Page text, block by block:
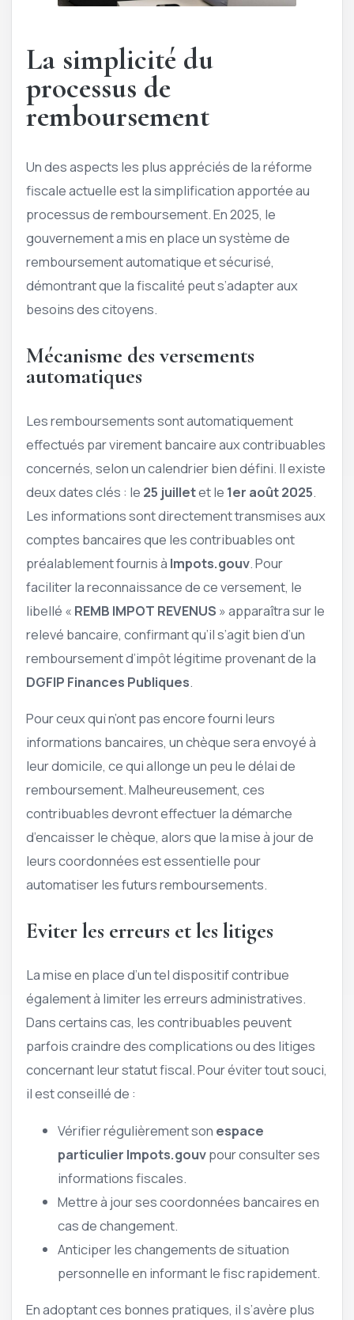
La simplicité du
processus de
remboursement
Un des aspects les plus appréciés de la réforme
fiscale actuelle est la simplification apportée au
processus de remboursement. En 2025, le
gouvernement a mis en place un système de
remboursement automatique et sécurisé,
démontrant que la fiscalité peut s’adapter aux
besoins des citoyens.
Mécanisme des versements
automatiques
Les remboursements sont automatiquement
effectués par virement bancaire aux contribuables
concernés, selon un calendrier bien défini. Il existe
deux dates clés : le 25 juilletet le 1er août 2025
Les informations sont directement transmises aux
comptes bancaires que les contribuables ont
préalablement fournis à Impots.gouv . Pour
faciliter la reconnaissance de ce versement, le
libellé « REMB IMPOT REVENUS » apparaîtra sur le
relevé bancaire, confirmant qu’il s’agit bien d’un
remboursement d’impôt légitime provenant de la
DGFIP Finances Publiques
Pour ceux qui n’ont pas encore fourni leurs
informations bancaires, un chèque sera envoyé à
leur domicile, ce qui allonge un peu le délai de
remboursement. Malheureusement, ces
contribuables devront effectuer la démarche
d’encaisser le chèque, alors que la mise à jour de
leurs coordonnées est essentielle pour
automatiser les futurs remboursements.
Eviter les erreurs et les litiges
La mise en place d’un tel dispositif contribue
également à limiter les erreurs administratives.
Dans certains cas, les contribuables peuvent
parfois craindre des complications ou des litiges
concernant leur statut fiscal. Pour éviter tout souci,
il est conseillé de :
Vérifier régulièrement son espace
particulier Impots.gouvpour consulter ses
informations fiscales.
Mettre à jour ses coordonnées bancaires en
cas de changement.
Anticiper les changements de situation
personnelle en informant le fisc rapidement.
En adoptant ces bonnes pratiques, il s’avère plus